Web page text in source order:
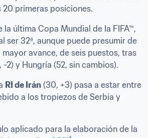
20 primeras posiciones.
la última Copa Mundial de la FIFA™,
ser 32ª, aunque puede presumir de
avance, de seis puestos, tras
-2) y Hungría (52, sin cambios).
RI de Irán (30, +3) pasa a estar entre
a los tropiezos de Serbia y
aplicado para la elaboración de la